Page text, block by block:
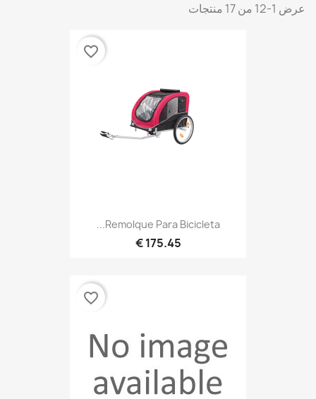
عرض 1-12 من 17 منتجات
Remolque Para Bicicleta...
175.45 €
favorite_border
favorite_border